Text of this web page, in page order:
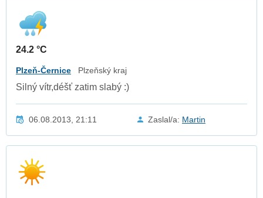
24.2 °C
Plzeň-Černice Plzeňský kraj
Silný vítr,déšť zatim slabý :)
06.08.2013, 21:11 Zaslal/a: Martin